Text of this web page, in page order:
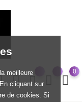
meilleure
cliquant sur
de cookies. Si
0